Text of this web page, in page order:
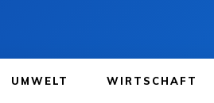
UMWELT WIRTSCHAFT